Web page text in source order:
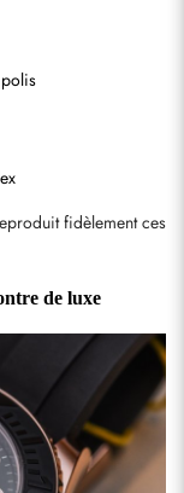
fidèlement ces
de luxe